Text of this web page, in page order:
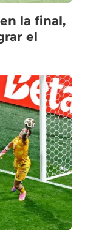
la final,
el